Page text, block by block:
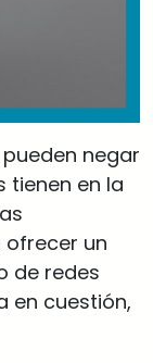
negar
tienen en la
ofrecer un
de redes
en cuestión,